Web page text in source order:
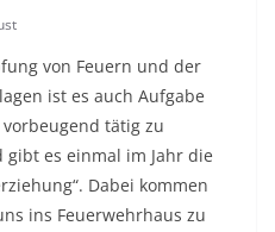
von Feuern und der
ist es auch Aufgabe
tätig zu
es einmal im Jahr die
Dabei kommen
ins Feuerwehrhaus zu